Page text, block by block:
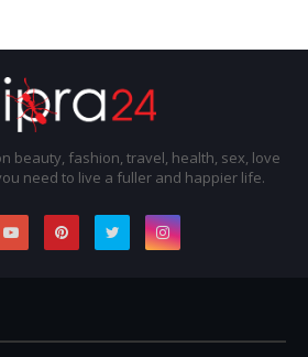
beauty, fashion, travel, health, sex, love
need to live a fuller and happier life.